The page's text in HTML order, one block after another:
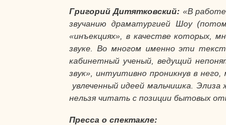
Григорий Дитятковский: «В
звучанию драматургией Шоу
«инъекциях», в качестве которых,
звуке. Во многом именно эти
кабинетный ученый, ведущий
звук», интуитивно проникнув в
увлеченный идеей мальчишка.
нельзя читать с позиции бытовых
Пресса о спектакле: